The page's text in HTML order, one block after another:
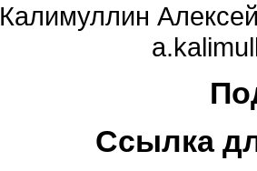
Калимуллин
Ссылка